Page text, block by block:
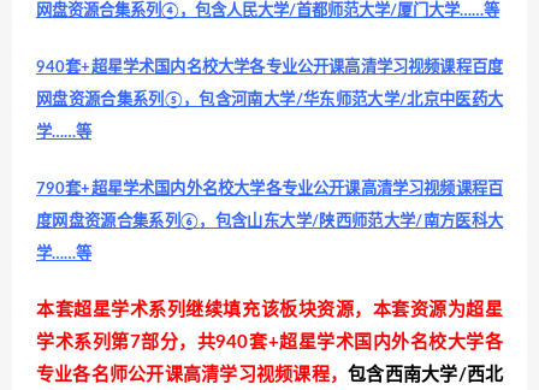
网盘资源合集系列④，包含人民大学/首都师范大学/厦门大学……等
940套+超星学术国内名校大学各专业公开课高清学习视频课程百度
网盘资源合集系列⑤，包含河南大学/华东师范大学/北京中医药大
学……等
790套+超星学术国内外名校大学各专业公开课高清学习视频课程百
度网盘资源合集系列⑥，包含山东大学/陕西师范大学/南方医科大
学……等
本套超星学术系列继续填充该板块资源，本套资源为超星
学术系列第7部分，共940套+超星学术国内外名校大学各
专业各名师公开课高清学习视频课程，包含西南大学/西北